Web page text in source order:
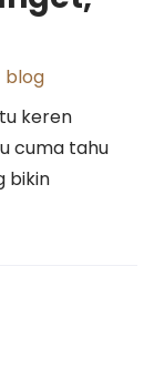
blog
keren
cuma tahu
bikin